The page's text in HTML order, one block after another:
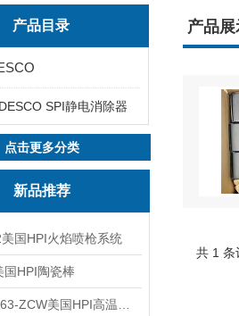
产品目录
SPI静电消除器
点击更多分类
新品推荐
国HPI火焰喷枪系统
国HPI陶瓷棒
产品展
共 1